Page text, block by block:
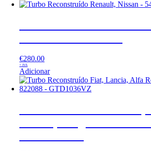
€280.00
+ IVA
Adicionar